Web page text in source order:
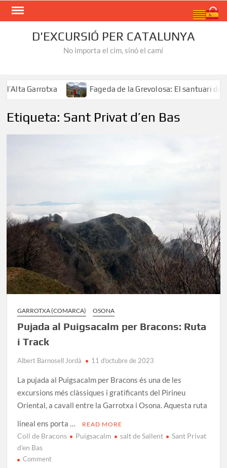
Skip
D'EXCURSIÓ PER CATALUNYA
No importa el cim, sinó el camí
Garrotxa Fageda de la Grevolosa: El santuari dels
Etiqueta: Sant Privat d’en Bas
GARROTXA (COMARCA) OSONA
Pujada al Puigsacalm per Bracons: Ruta
i Track
Albert Barnosell Jordà 11 d'octubre de 2023
La pujada al Puigsacalm per Bracons és una de les
excursions més clàssiques i gratificants del Pirineu
Oriental, a cavall entre la Garrotxa i Osona. Aquesta ruta
lineal ens porta …
READ MORE
Coll de Bracons Puigsacalm salt de Sallent
Sant Privat
d'en Bas
Commenton